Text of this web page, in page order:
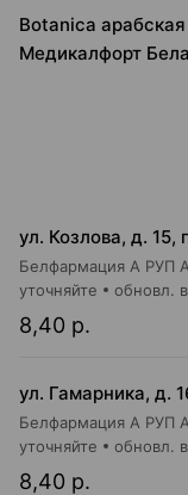
Botanica
Медикалфорт
ул. Козлова, д. 15,
Белфармация А РУП
8,40 р.
уточняйте обновл.
Белфармация А РУП
8,40 р.
уточняйте обновл.